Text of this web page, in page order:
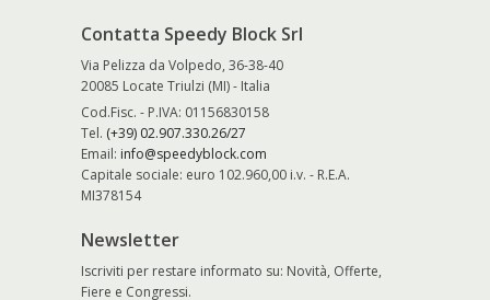
Contatta Speedy Block Srl
Via Pelizza da Volpedo, 36-38-40
20085 Locate Triulzi (MI) - Italia
Cod.Fisc. - P.IVA: 01156830158
Tel. (+39) 02.907.330.26/27
Email: info@speedyblock.com
Capitale sociale: euro 102.960,00 i.v. - R.E.A.
MI378154
Newsletter
Iscriviti per restare informato su: Novità, Offerte,
Fiere e Congressi.